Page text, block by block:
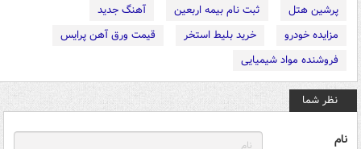
پرشین هتل
ثبت نام بیمه اربعین
آهنگ جدید
مزایده خودرو
خرید بلیط استخر
قیمت ورق آهن پرایس
فروشنده مواد شیمیایی
نظر شما
نام